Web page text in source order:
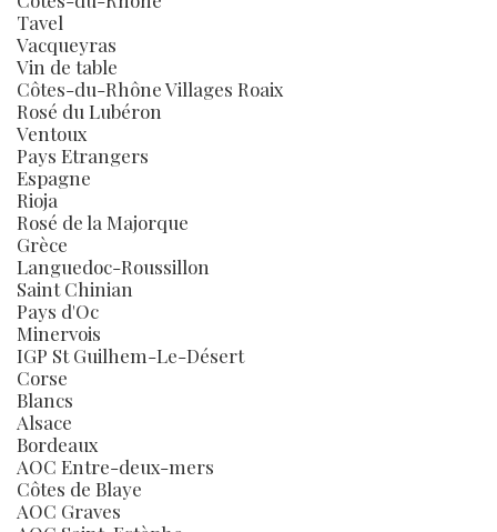
Tavel
Vacqueyras
Vin de table
Côtes-du-Rhône Villages Roaix
Rosé du Lubéron
Ventoux
Pays Etrangers
Espagne
Rioja
Rosé de la Majorque
Grèce
Languedoc-Roussillon
Saint Chinian
Pays d'Oc
Minervois
IGP St Guilhem-Le-Désert
Corse
Blancs
Alsace
Bordeaux
AOC Entre-deux-mers
Côtes de Blaye
AOC Graves